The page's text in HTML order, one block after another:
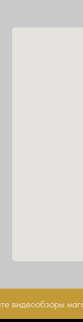
видеообзоры